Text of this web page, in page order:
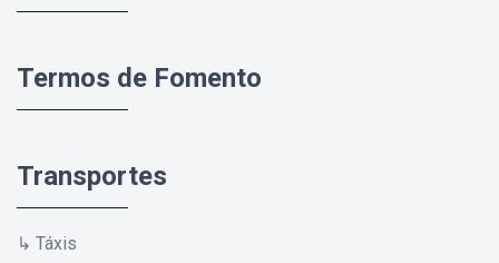
Termos de Fomento
Transportes
↳ Táxis